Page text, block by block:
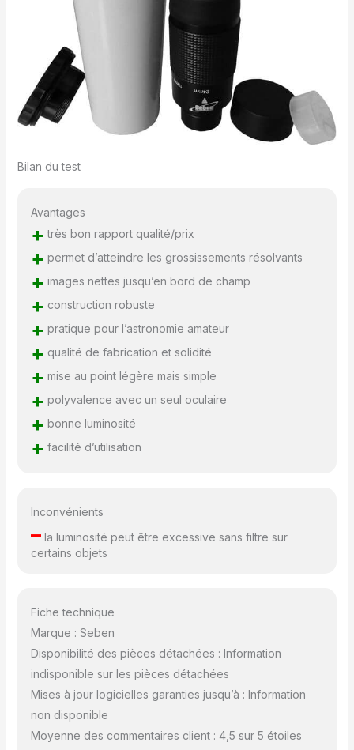
Bilan du test
Avantages
+ très bon rapport qualité/prix
+ permet d’atteindre les grossissements résolvants
+ images nettes jusqu’en bord de champ
+ construction robuste
+ pratique pour l’astronomie amateur
+ qualité de fabrication et solidité
+ mise au point légère mais simple
+ polyvalence avec un seul oculaire
+ bonne luminosité
+ facilité d’utilisation
Inconvénients
– la luminosité peut être excessive sans filtre sur
certains objets
Fiche technique
Marque : Seben
Disponibilité des pièces détachées : Information
indisponible sur les pièces détachées
Mises à jour logicielles garanties jusqu’à : Information
non disponible
Moyenne des commentaires client : 4,5 sur 5 étoiles